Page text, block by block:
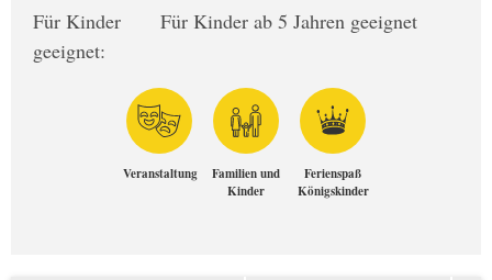
Für Kinder
geeignet:
Für Kinder ab 5 Jahren geeignet
Veranstaltung
Familien und
Kinder
Ferienspaß
Königskinder